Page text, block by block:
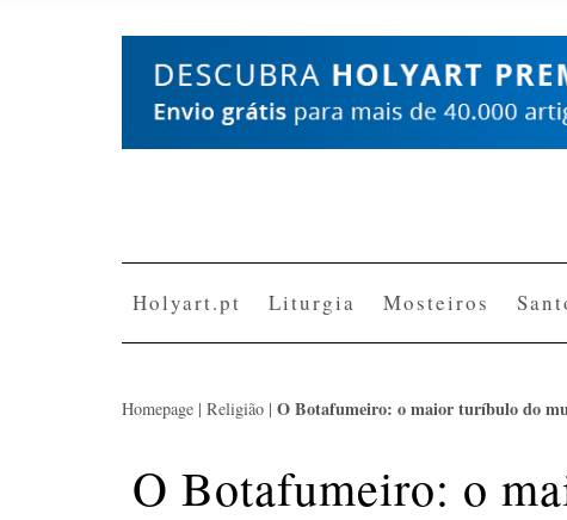
Holyart.pt Liturgia Mosteiros
Homepage | Religião | O Botafumeiro: o maior turíbulo do
O Botafumeiro: o